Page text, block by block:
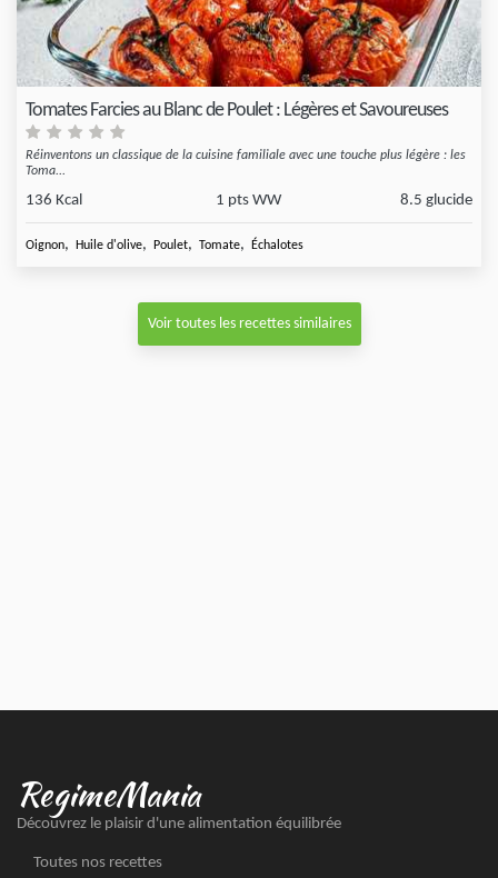
Tomates Farcies au Blanc de Poulet : Légères et Savoureuses
Réinventons un classique de la cuisine familiale avec une touche plus légère : les
Toma...
136 Kcal 1 pts WW 8.5 glucide
Oignon, Huile d'olive, Poulet, Tomate, Échalotes
Voir toutes les recettes similaires
RegimeMania
Découvrez le plaisir d'une alimentation équilibrée
Toutes nos recettes